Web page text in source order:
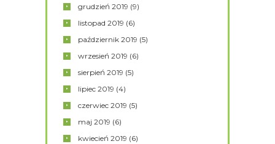
grudzień2019 (9)
listopad2019 (6)
październik2019 (5)
wrzesień2019 (6)
sierpień2019 (5)
lipiec2019 (4)
czerwiec2019 (5)
maj2019 (6)
kwiecień2019 (6)